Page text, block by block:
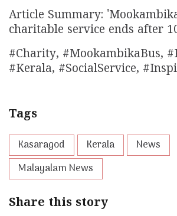
Article Summary:
charitable service ends after
#Charity, #MookambikaBus,
#Kerala, #SocialService,
Tags
Kasaragod Kerala
News
Malayalam News
Share this story